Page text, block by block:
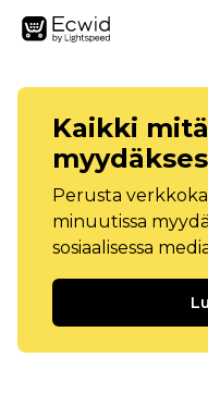
Kaikki
Perusta
minuutissa
sosiaalisessa